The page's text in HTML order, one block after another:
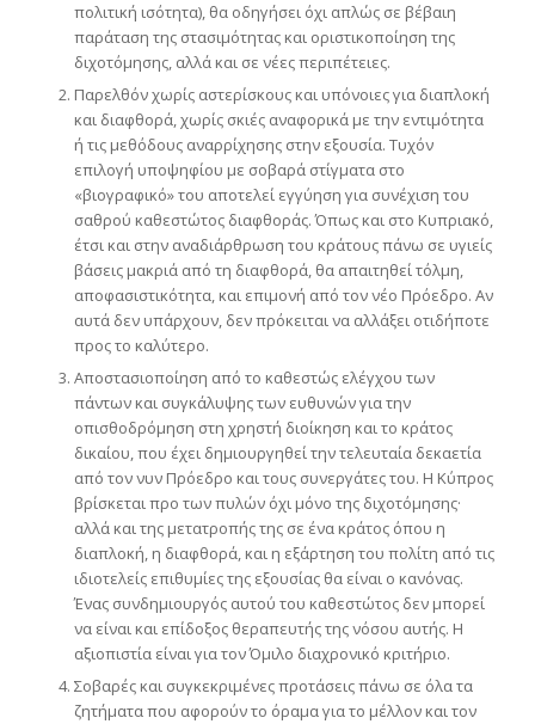
πολιτική ισότητα), θα οδηγήσει όχι απλώς σε βέβαιη
παράταση της στασιμότητας και οριστικοποίηση της
διχοτόμησης, αλλά και σε νέες περιπέτειες.
Παρελθόν χωρίς αστερίσκους και υπόνοιες για διαπλοκή
και διαφθορά, χωρίς σκιές αναφορικά με την εντιμότητα
ή τις μεθόδους αναρρίχησης στην εξουσία. Τυχόν
επιλογή υποψηφίου με σοβαρά στίγματα στο
«βιογραφικό» του αποτελεί εγγύηση για συνέχιση του
σαθρού καθεστώτος διαφθοράς. Όπως και στο Κυπριακό,
έτσι και στην αναδιάρθρωση του κράτους πάνω σε υγιείς
βάσεις μακριά από τη διαφθορά, θα απαιτηθεί τόλμη,
αποφασιστικότητα, και επιμονή από τον νέο Πρόεδρο. Αν
αυτά δεν υπάρχουν, δεν πρόκειται να αλλάξει οτιδήποτε
προς το καλύτερο.
Αποστασιοποίηση από το καθεστώς ελέγχου των
πάντων και συγκάλυψης των ευθυνών για την
οπισθοδρόμηση στη χρηστή διοίκηση και το κράτος
δικαίου, που έχει δημιουργηθεί την τελευταία δεκαετία
από τον νυν Πρόεδρο και τους συνεργάτες του. Η Κύπρος
βρίσκεται προ των πυλών όχι μόνο της διχοτόμησης·
αλλά και της μετατροπής της σε ένα κράτος όπου η
διαπλοκή, η διαφθορά, και η εξάρτηση του πολίτη από τις
ιδιοτελείς επιθυμίες της εξουσίας θα είναι ο κανόνας.
Ένας συνδημιουργός αυτού του καθεστώτος δεν μπορεί
να είναι και επίδοξος θεραπευτής της νόσου αυτής. Η
αξιοπιστία είναι για τον Όμιλο διαχρονικό κριτήριο.
Σοβαρές και συγκεκριμένες προτάσεις πάνω σε όλα τα
ζητήματα που αφορούν το όραμα για το μέλλον και τον